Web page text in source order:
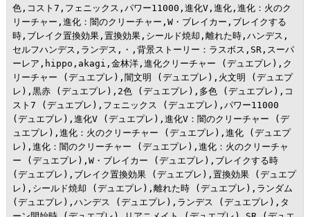
色,コスト7,フェニックス,パワー11000,進化V,進化,進化：火のク
リーチャー,進化：闇のクリーチャー,W・ブレイカー,ブレイクする
時,ブレイク置換効果,置換効果,シールド焼却,離れた時,ハンデス,
セルフハンデス,ランデス,・,背景ストーリー：ラスボス,SR,スーパ
ーレア,hippo,akagi,金林洋,進化クリーチャー (デュエプレ),ク
リーチャー (デュエプレ),闇文明 (デュエプレ),火文明 (デュエプ
レ),黒赤 (デュエプレ),2色 (デュエプレ),多色 (デュエプレ),コ
スト7 (デュエプレ),フェニックス (デュエプレ),パワー11000
(デュエプレ),進化V (デュエプレ),進化V：闇のクリーチャー (デ
ュエプレ),進化：火のクリーチャー (デュエプレ),進化 (デュエプ
レ),進化：闇のクリーチャー (デュエプレ),進化：火のクリーチャ
ー (デュエプレ),W・ブレイカー (デュエプレ),ブレイクする時
(デュエプレ),ブレイク置換効果 (デュエプレ),置換効果 (デュエプ
レ),シールド焼却 (デュエプレ),離れた時 (デュエプレ),ランダム
(デュエプレ),ハンデス (デュエプレ),ランデス (デュエプレ),タ